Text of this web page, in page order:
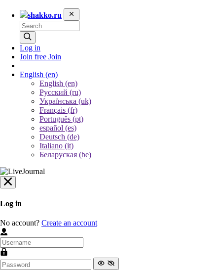
shakko.ru
Log in
Join free Join
English (en)
English (en)
Русский (ru)
Українська (uk)
Français (fr)
Português (pt)
español (es)
Deutsch (de)
Italiano (it)
Беларуская (be)
Log in
No account? Create an account